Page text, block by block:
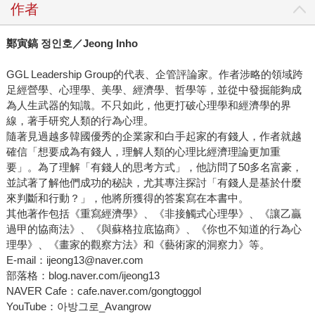
作者
鄭寅鎬 정인호／Jeong Inho
GGL Leadership Group的代表、企管評論家。作者涉略的領域跨
足經營學、心理學、美學、經濟學、哲學等，並從中發掘能夠成
為人生武器的知識。不只如此，他更打破心理學和經濟學的界
線，著手研究人類的行為心理。
隨著見過越多韓國優秀的企業家和白手起家的有錢人，作者就越
確信「想要成為有錢人，理解人類的心理比經濟理論更加重
要」。為了理解「有錢人的思考方式」，他訪問了50多名富豪，
並試著了解他們成功的秘訣，尤其專注探討「有錢人是基於什麼
來判斷和行動？」，他將所獲得的答案寫在本書中。
其他著作包括《重寫經濟學》、《非接觸式心理學》、《讓乙贏
過甲的協商法》、《與蘇格拉底協商》、《你也不知道的行為心
理學》、《畫家的觀察方法》和《藝術家的洞察力》等。
E-mail：ijeong13@naver.com
部落格：blog.naver.com/ijeong13
NAVER Cafe：cafe.naver.com/gongtoggol
YouTube：아방그로_Avangrow